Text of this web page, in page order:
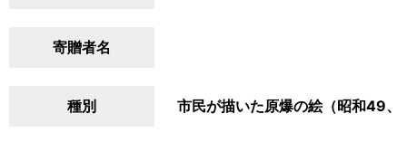
寄贈者名
種別 市民が描いた原爆の絵（昭和49、